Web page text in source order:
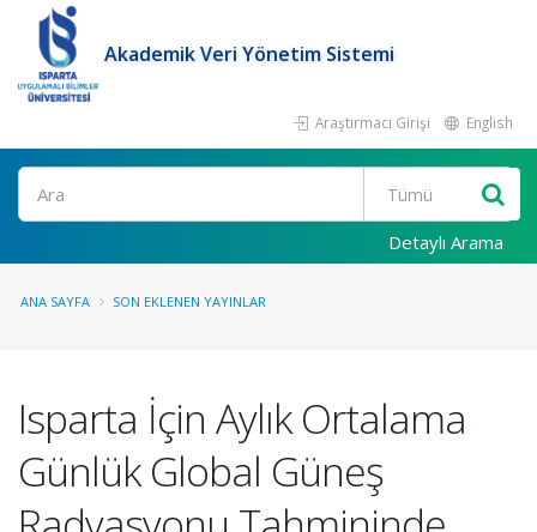
Akademik Veri Yönetim Sistemi
Araştırmacı Girişi English
Ara
Detaylı Arama
ANA SAYFA SON EKLENEN YAYINLAR
Isparta İçin Aylık Ortalama
Günlük Global Güneş